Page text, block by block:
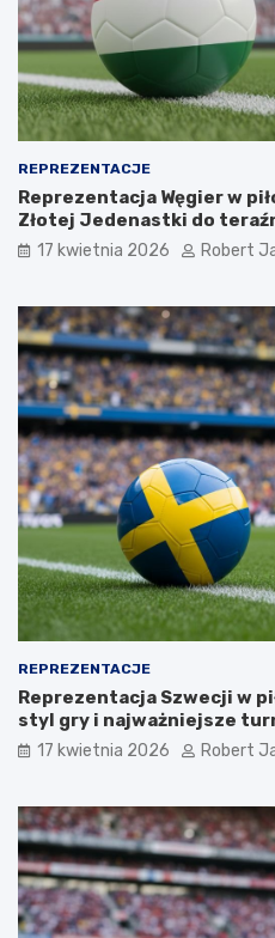
REPREZENTACJE
Reprezentacja Węgier w
Złotej Jedenastki do
17 kwietnia 2026 Robert
REPREZENTACJE
Reprezentacja Szwecji w
styl gry i najważniejsze
17 kwietnia 2026 Robert